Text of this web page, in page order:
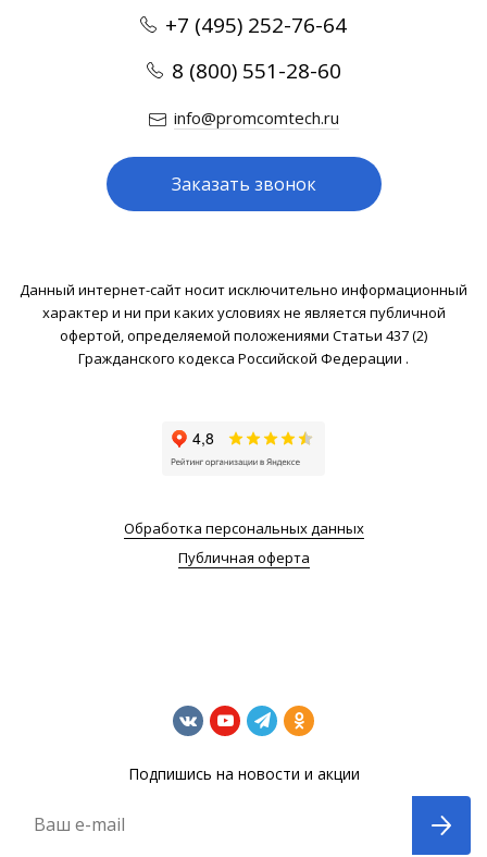
+7 (495) 252-76-64
8 (800) 551-28-60
info@promcomtech.ru
Заказать звонок
Данный интернет-сайт носит исключительно информационный
характер и ни при каких условиях не является публичной
офертой, определяемой положениями Статьи 437 (2)
Гражданского кодекса Российской Федерации .
Обработка персональных данных
Публичная оферта
Подпишись на новости и акции
Ваш e-mail